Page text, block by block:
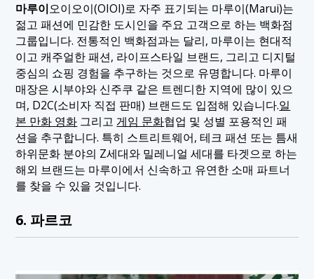
마루이오이오이(OIOI)로 자주 표기되는 마루이(Marui)는
젊고 패션에 민감한 도시인을 주요 고객으로 하는 백화점
그룹입니다. 전통적인 백화점과는 달리, 마루이는 현대적
이고 캐주얼한 패션, 라이프스타일 브랜드, 그리고 디지털
중심의 쇼핑 경험을 추구하는 것으로 유명합니다. 마루이
매장은 시부야와 신주쿠 같은 트렌디한 지역에 많이 있으
며, D2C(소비자 직접 판매) 브랜드도 입점해 있습니다.일
본 만화 영화 그리고게임 문화협업 및 성별 포용적인 패
션을 추구합니다. 특히 스트리트웨어, 테크 패션 또는 틈새
하위문화 분야의 Z세대와 밀레니얼 세대를 타겟으로 하는
해외 브랜드는 마루이에서 신속하고 유연한 소매 파트너
를 찾을 수 있을 것입니다.
6. 파르코